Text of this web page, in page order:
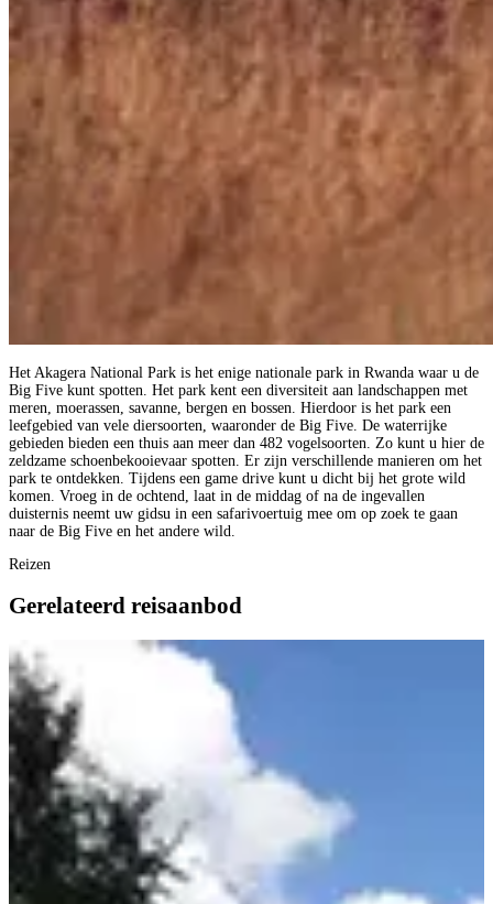
Het Akagera National Park is het enige nationale park in Rwanda waar u de
Big Five kunt spotten. Het park kent een diversiteit aan landschappen met
meren, moerassen, savanne, bergen en bossen. Hierdoor is het park een
leefgebied van vele diersoorten, waaronder de Big Five. De waterrijke
gebieden bieden een thuis aan meer dan 482 vogelsoorten. Zo kunt u hier de
zeldzame schoenbekooievaar spotten. Er zijn verschillende manieren om het
park te ontdekken. Tijdens een game drive kunt u dicht bij het grote wild
komen. Vroeg in de ochtend, laat in de middag of na de ingevallen
duisternis neemt uw gidsu in een safarivoertuig mee om op zoek te gaan
naar de Big Five en het andere wild.
Reizen
Gerelateerd reisaanbod